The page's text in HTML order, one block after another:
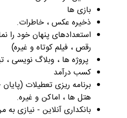
بازی ها
ذخیره عکس ، خاطرات.
استعدادهای پنهان خود را
رقص ، فیلم کوتاه و غیره)
پروژه ها ، وبلاگ نویسی ،
کسب درآمد
برنامه ریزی تعطیلات (پایان
هتل ها ، اماکن و غیره.
بانکداری آنلاین - نیازی